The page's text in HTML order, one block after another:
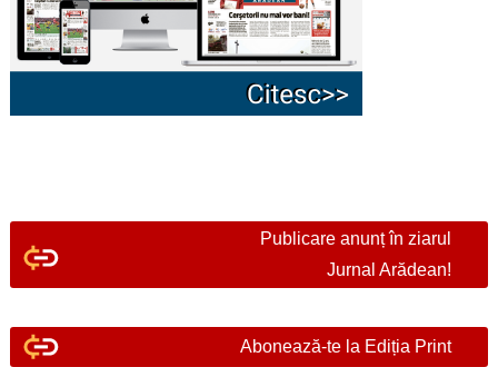
Publicare anunț în ziarul
Jurnal Arădean!
Abonează-te la Ediția Print